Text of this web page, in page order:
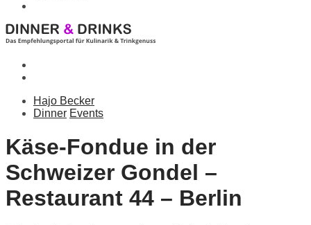
Hajo Becker
Dinner Events
Käse-Fondue in der
Schweizer Gondel –
Restaurant 44 – Berlin